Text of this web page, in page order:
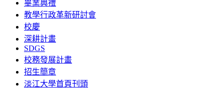
畢業典禮
教學行政革新研討會
校慶
深耕計畫
SDGS
校務發展計畫
招生簡章
淡江大學首頁刊頭